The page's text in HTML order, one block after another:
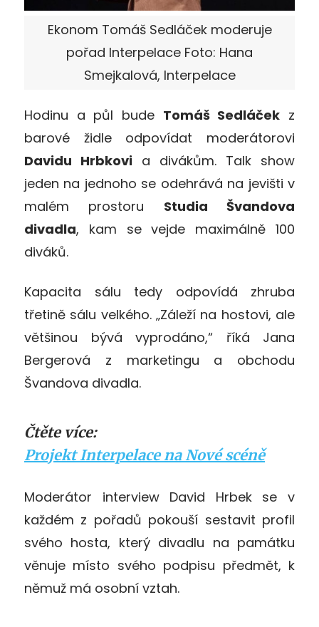
Ekonom Tomáš Sedláček moderuje
pořad Interpelace Foto: Hana
Smejkalová, Interpelace
Hodinu a půl bude Tomáš Sedláček z
barové židle odpovídat moderátorovi
Davidu Hrbkovi a divákům. Talk show
jeden na jednoho se odehrává na jevišti v
malém prostoru Studia Švandova
divadla, kam se vejde maximálně 100
diváků.
Kapacita sálu tedy odpovídá zhruba
třetině sálu velkého. „Záleží na hostovi, ale
většinou bývá vyprodáno,“ říká Jana
Bergerová z marketingu a obchodu
Švandova divadla.
Čtěte více:
Projekt Interpelace na Nové scéně
Moderátor interview David Hrbek se v
každém z pořadů pokouší sestavit profil
svého hosta, který divadlu na památku
věnuje místo svého podpisu předmět, k
němuž má osobní vztah.